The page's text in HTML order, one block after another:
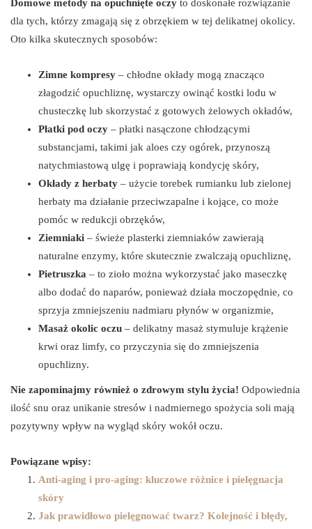
Domowe metody na opuchnięte oczy to doskonałe rozwiązanie
dla tych, którzy zmagają się z obrzękiem w tej delikatnej okolicy.
Oto kilka skutecznych sposobów:
Zimne kompresy – chłodne okłady mogą znacząco
złagodzić opuchliznę, wystarczy owinąć kostki lodu w
chusteczkę lub skorzystać z gotowych żelowych okładów,
Płatki pod oczy – płatki nasączone chłodzącymi
substancjami, takimi jak aloes czy ogórek, przynoszą
natychmiastową ulgę i poprawiają kondycję skóry,
Okłady z herbaty – użycie torebek rumianku lub zielonej
herbaty ma działanie przeciwzapalne i kojące, co może
pomóc w redukcji obrzęków,
Ziemniaki – świeże plasterki ziemniaków zawierają
naturalne enzymy, które skutecznie zwalczają opuchliznę,
Pietruszka – to zioło można wykorzystać jako maseczkę
albo dodać do naparów, ponieważ działa moczopędnie, co
sprzyja zmniejszeniu nadmiaru płynów w organizmie,
Masaż okolic oczu – delikatny masaż stymuluje krążenie
krwi oraz limfy, co przyczynia się do zmniejszenia
opuchlizny.
Nie zapominajmy również o zdrowym stylu życia! Odpowiednia
ilość snu oraz unikanie stresów i nadmiernego spożycia soli mają
pozytywny wpływ na wygląd skóry wokół oczu.
Powiązane wpisy:
Anti-aging i pro-aging: kluczowe różnice i pielęgnacja
skóry
Jak prawidłowo pielęgnować twarz? Kolejność i błędy,